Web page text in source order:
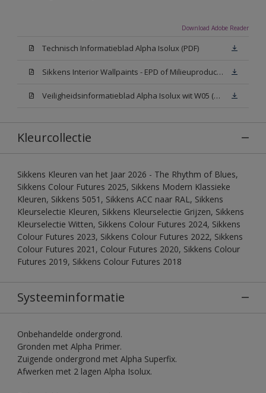
Download Adobe Reader
Technisch Informatieblad Alpha Isolux (PDF)
Sikkens Interior Wallpaints - EPD of Milieuproductverklaring
Veiligheidsinformatieblad Alpha Isolux wit W05 (SDS)
Kleurcollectie
Sikkens Kleuren van het Jaar 2026 - The Rhythm of Blues,
Sikkens Colour Futures 2025, Sikkens Modern Klassieke
Kleuren, Sikkens 5051, Sikkens ACC naar RAL, Sikkens
Kleurselectie Kleuren, Sikkens Kleurselectie Grijzen, Sikkens
Kleurselectie Witten, Sikkens Colour Futures 2024, Sikkens
Colour Futures 2023, Sikkens Colour Futures 2022, Sikkens
Colour Futures 2021, Colour Futures 2020, Sikkens Colour
Futures 2019, Sikkens Colour Futures 2018
Systeeminformatie
Onbehandelde ondergrond.
Gronden met Alpha Primer.
Zuigende ondergrond met Alpha Superfix.
Afwerken met 2 lagen Alpha Isolux.